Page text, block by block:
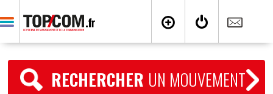
RECHERCHER UN MOUVEMENT